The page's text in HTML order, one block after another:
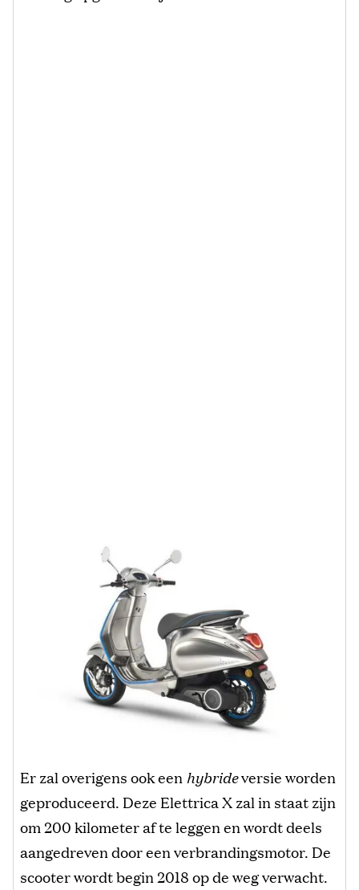
Er zal overigens ook eenhybrideversie worden
geproduceerd. Deze Elettrica X zal in staat zijn
om 200 kilometer af te leggen en wordt deels
aangedreven door een verbrandingsmotor. De
scooter wordt begin 2018 op de weg verwacht.